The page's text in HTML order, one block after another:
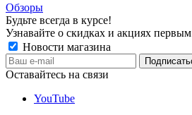
Обзоры
Будьте всегда в курсе!
Узнавайте о скидках и акциях первым
Новости магазина
Оставайтесь на связи
YouTube